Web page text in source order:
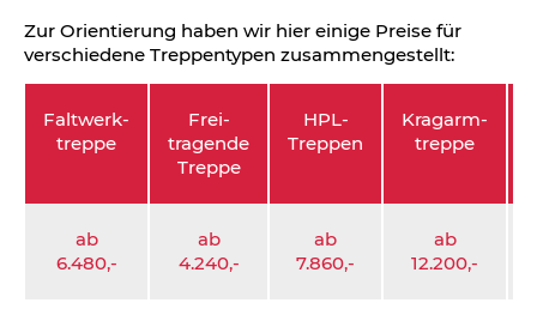
Zur Orientierung haben wir hier einige Preise für
verschiedene Treppentypen zusammengestellt:
Faltwerk­
treppe
Frei­
tragende
Treppe
HPL-
Treppen
Kragarm­
treppe
ab
6.480,-
ab
4.240,-
ab
7.860,-
ab
12.200,-